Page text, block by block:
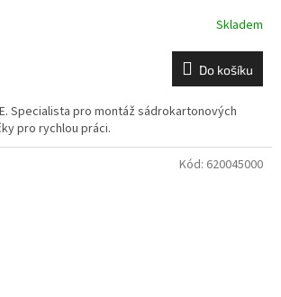
Skladem
Do košíku
Specialista pro montáž sádrokartonových
pro rychlou práci.
Kód: 620045000